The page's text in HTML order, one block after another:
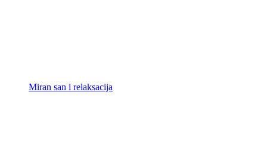
Miran san i relaksacija